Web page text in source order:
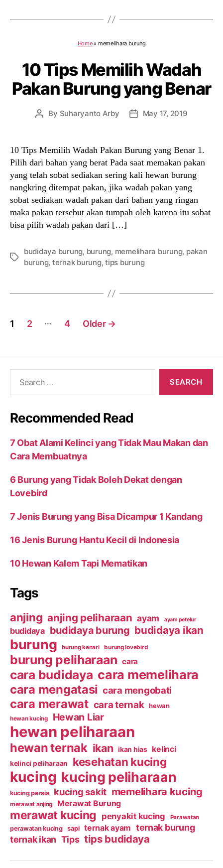
Home» memelihara burung
10 Tips Memilih Wadah
Pakan Burung yang Benar
Post
By Suharyanto Arby
PostMay 17, 2019
10 Tips Memilih Wadah Pakan Burung yang Benar 1.
Pilih dari bahan yang berat Pada saat memakan pakan
yang telah sobat sediakan sering kali hewan burung
nangkring ditempat pakan, jika wadah pakan yang
sobat sediakan wadah pakan dari bahan yang ringan
maka pakan tersebut akan tumpah oleh karena itu sobat
bisa pilih wadah pakan dari […]
Tags
budidaya burung, burung, memelihara burung, pakan
burung, ternak burung,tips burung
Posts
1 2 … 4 Older →
Recommended Read
7 Obat Alami Kelinci yang Tidak Mau Makan dan
Cara Membuatnya
6 Burung yang Tidak Boleh Dekat dengan
Lovebird
7 Jenis Burung yang Bisa Dicampur 1 Kandang
16 Jenis Burung Hantu Kecil di Indonesia
10 Hewan Kalem Tapi Mematikan
Tags
anjing anjing peliharaan ayam ayam petelur
budidaya budidaya burung budidaya ikan
burung burung kenari burung lovebird
burung peliharaan cara
cara budidaya cara memelihara
cara mengatasi cara mengobati
cara merawat cara ternak hewan
hewan kucing Hewan Liar
hewan peliharaan
hewan ternak ikan ikan hias kelinci
kelinci peliharaan kesehatan kucing
kucing kucing peliharaan
kucing persia kucing sakit memelihara kucing
merawat anjing Merawat Burung
merawat kucing penyakit kucing Perawatan
perawatan kucing sapi ternak ayam ternak burung
ternak ikan Tips tips budidaya